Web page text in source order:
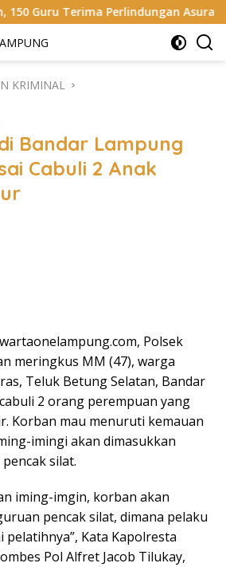
Asuransi Jiwa
KRIMINAL
Bandar Lampung
Cabuli 2 Anak
Polsek
meringkus MM (47), warga
Teluk Betung Selatan, Bandar
2 orang perempuan yang
Korban mau menuruti kemauan
imingi akan dimasukkan
silat.
iming-imgin, korban akan
pencak silat, dimana pelaku
Kata Kapolresta
Pol Alfret Jacob Tilukay,